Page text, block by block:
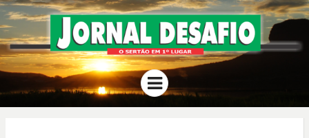
JORNAL
DESAFIO
O Sertão em 1º Lugar
Menu